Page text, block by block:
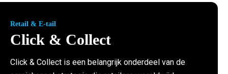
Retail & E-tail
Click & Collect
Click & Collect is een belangrijk onderdeel van de